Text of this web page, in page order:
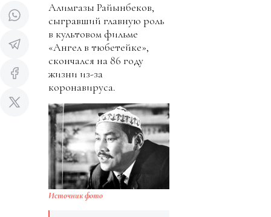
Алимгазы Райынбеков,
сыгравший главную роль
в культовом фильме
«Ангел в тюбетейке»,
скончался на 86 году
жизни из-за
коронавируса.
Источник фото